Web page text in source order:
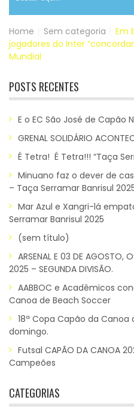
Home Sem categoria
Em
jogadores do Inter
Mundial
POSTS RECENTES
E o EC São José de Capão
GRENAL SOLIDÁRIO
É Tetra! É Tetra!!! “Taça
Minuano faz o dever de
– Taça Serramar Banrisul
Mar Azul e Xangri-lá
Serramar Banrisul 2025
(sem título)
ARSENAL E 03 DE AGOSTO,
2025 – SEGUNDA DIVISÃO.
AABBOC e Acadêmicos
Canoa de Beach Soccer
18ª Copa Capão da
domingo.
Futsal CAPÃO DA CANOA
Campeões
CATEGORIAS